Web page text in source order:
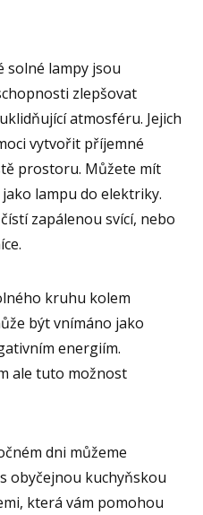
solné lampy jsou
zlepšovat
atmosféru. Jejich
vytvořit příjemné
prostoru. Můžete mít
lampu do elektriky.
zapálenou svící, nebo
kruhu kolem
být vnímáno jako
energiím.
ale tuto možnost
dni můžeme
obyčejnou kuchyňskou
která vám pomohou